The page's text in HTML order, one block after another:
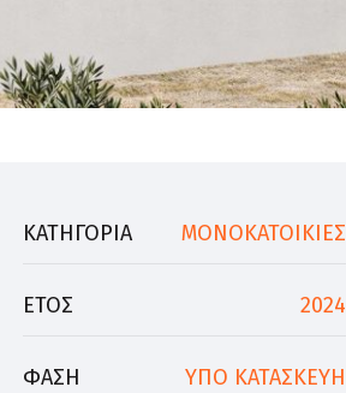
ΚΑΤΗΓΟΡΙΑ ΜΟΝΟΚΑΤΟΙΚΙΕΣ
ΕΤΟΣ 2024
ΦΑΣΗ ΥΠΟ ΚΑΤΑΣΚΕΥΗ